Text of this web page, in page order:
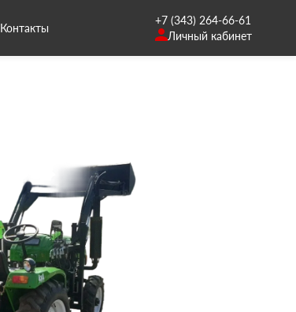
Контакты
+7 (343) 264-66-61
Личный кабинет